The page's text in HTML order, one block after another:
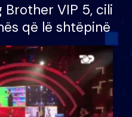
VIP 5, cili
që lë shtëpinë